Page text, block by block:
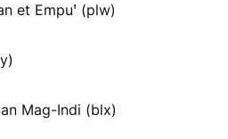
et Empuꞌ (plw)
Mag-Indi (blx)